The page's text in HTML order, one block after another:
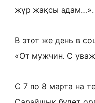
жүр жақсы адам…».
В этот же день в
«От мужчин. С
С 7 по 8 марта на